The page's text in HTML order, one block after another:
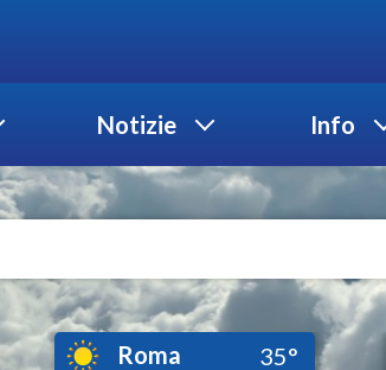
Notizie Info
Roma 35°